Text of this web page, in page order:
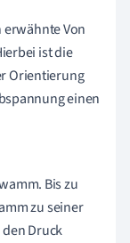
erwähnte Von
ist die
Orientierung
einen
Bis zu
zu seiner
Druck